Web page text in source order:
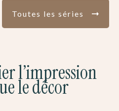
Toutes les séries
l’impression
le décor